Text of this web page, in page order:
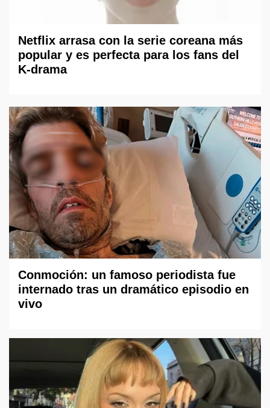
Netflix arrasa con la serie coreana más
popular y es perfecta para los fans del
K-drama
Conmoción: un famoso periodista fue
internado tras un dramático episodio en
vivo